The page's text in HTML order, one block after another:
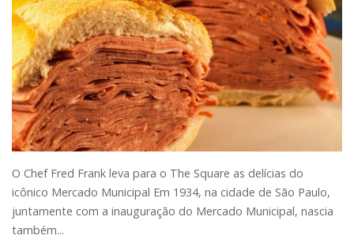
O Chef Fred Frank leva para o The Square as delícias do
icônico Mercado Municipal Em 1934, na cidade de São Paulo,
juntamente com a inauguração do Mercado Municipal, nascia
também...